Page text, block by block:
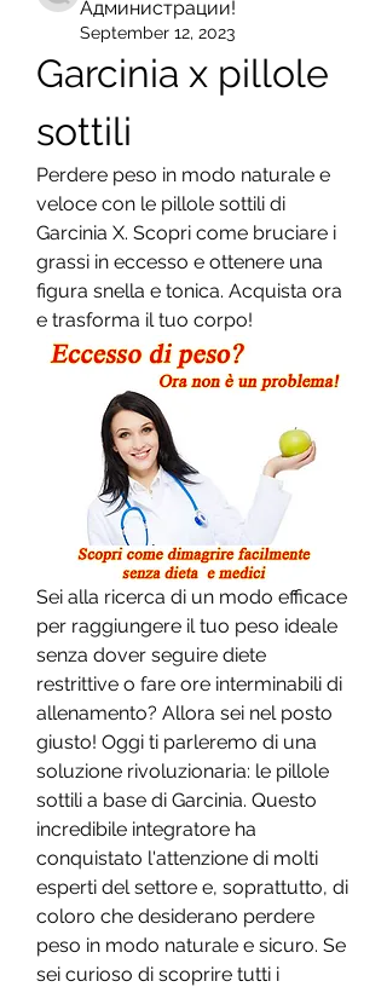
Администрации!
September 12, 2023
Garcinia x pillole
sottili
Perdere peso in modo naturale e
veloce con le pillole sottili di
Garcinia X. Scopri come bruciare i
grassi in eccesso e ottenere una
figura snella e tonica. Acquista ora
e trasforma il tuo corpo!
Sei alla ricerca di un modo efficace
per raggiungere il tuo peso ideale
senza dover seguire diete
restrittive o fare ore interminabili di
allenamento? Allora sei nel posto
giusto! Oggi ti parleremo di una
soluzione rivoluzionaria: le pillole
sottili a base di Garcinia. Questo
incredibile integratore ha
conquistato l'attenzione di molti
esperti del settore e, soprattutto, di
coloro che desiderano perdere
peso in modo naturale e sicuro. Se
sei curioso di scoprire tutti i